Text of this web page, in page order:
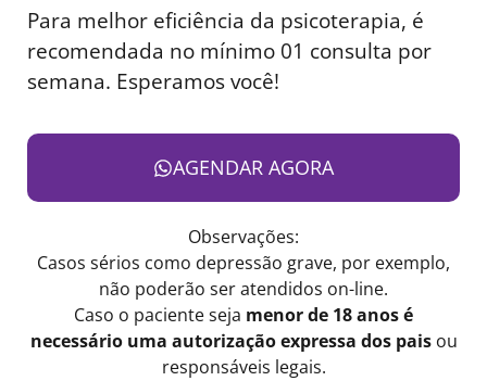
Para melhor eficiência da psicoterapia, é
recomendada no mínimo 01 consulta por
semana. Esperamos você!
AGENDAR AGORA
Observações:
Casos sérios como depressão grave, por exemplo,
não poderão ser atendidos on-line.
Caso o paciente seja menor de 18 anos é
necessário uma autorização expressa dos paisou
responsáveis legais.